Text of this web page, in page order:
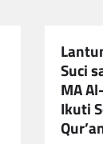
Suci
MA
Ikuti